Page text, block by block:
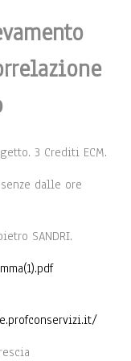
3 Crediti ECM.
dalle ore
SANDRI.